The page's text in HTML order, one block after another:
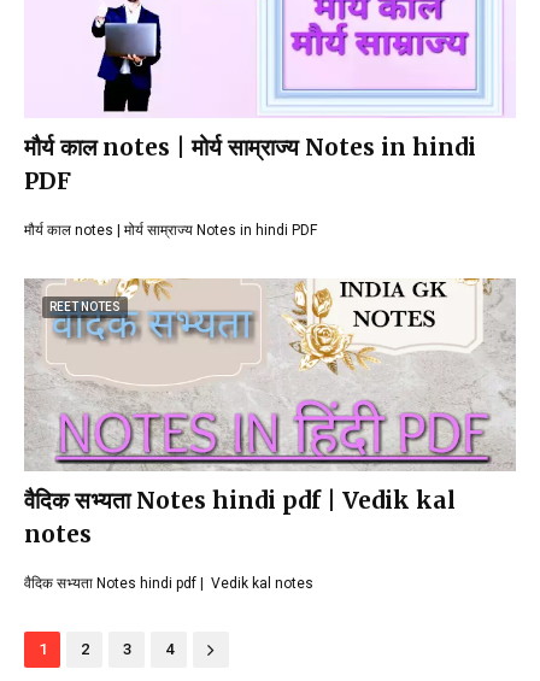
मौर्य काल notes | मोर्य साम्राज्य Notes in hindi
PDF
मौर्य काल notes | मोर्य साम्राज्य Notes in hindi PDF
REET NOTES
वैदिक सभ्यता Notes hindi pdf | Vedik kal
notes
वैदिक सभ्यता Notes hindi pdf | Vedik kal notes
1 2 3 4